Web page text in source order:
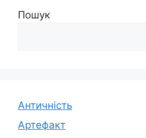
Пошук
Античність
Артефакт